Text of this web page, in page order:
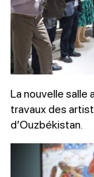
La nouvelle salle
travaux des
d’Ouzbékistan.